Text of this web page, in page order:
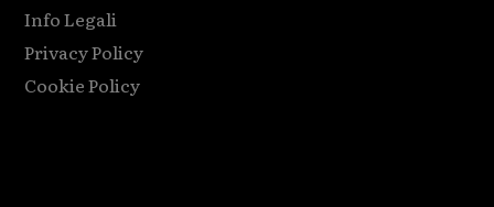
Info Legali
Privacy Policy
Cookie Policy